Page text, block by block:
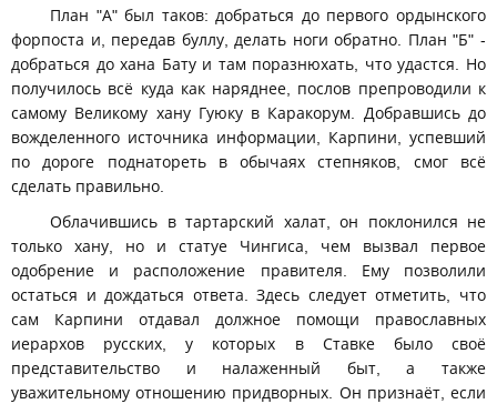
План "А" был таков: добраться до первого ордынского
форпоста и, передав буллу, делать ноги обратно. План "Б" -
добраться до хана Бату и там поразнюхать, что удастся. Но
получилось всё куда как наряднее, послов препроводили к
самому Великому хану Гуюку в Каракорум. Добравшись до
вожделенного источника информации, Карпини, успевший
по дороге поднатореть в обычаях степняков, смог всё
сделать правильно.
Облачившись в тартарский халат, он поклонился не
только хану, но и статуе Чингиса, чем вызвал первое
одобрение и расположение правителя. Ему позволили
остаться и дождаться ответа. Здесь следует отметить, что
сам Карпини отдавал должное помощи православных
иерархов русских, у которых в Ставке было своё
представительство и налаженный быт, а также
уважительному отношению придворных. Он признаёт, если